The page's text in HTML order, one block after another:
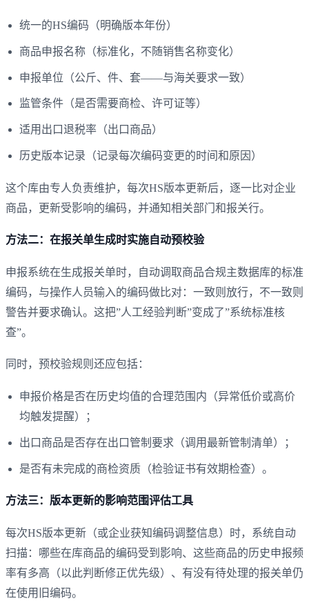
统一的HS编码（明确版本年份）
商品申报名称（标准化，不随销售名称变化）
申报单位（公斤、件、套——与海关要求一致）
监管条件（是否需要商检、许可证等）
适用出口退税率（出口商品）
历史版本记录（记录每次编码变更的时间和原因）
这个库由专人负责维护，每次HS版本更新后，逐一比对企业
商品，更新受影响的编码，并通知相关部门和报关行。
方法二：在报关单生成时实施自动预校验
申报系统在生成报关单时，自动调取商品合规主数据库的标准
编码，与操作人员输入的编码做比对：一致则放行，不一致则
警告并要求确认。这把”人工经验判断”变成了”系统标准核
查”。
同时，预校验规则还应包括：
申报价格是否在历史均值的合理范围内（异常低价或高价
均触发提醒）；
出口商品是否存在出口管制要求（调用最新管制清单）；
是否有未完成的商检资质（检验证书有效期检查）。
方法三：版本更新的影响范围评估工具
每次HS版本更新（或企业获知编码调整信息）时，系统自动
扫描：哪些在库商品的编码受到影响、这些商品的历史申报频
率有多高（以此判断修正优先级）、有没有待处理的报关单仍
在使用旧编码。